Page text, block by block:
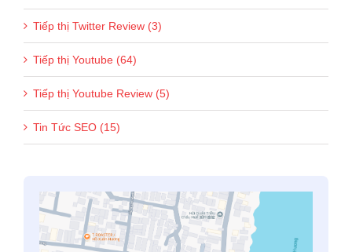
Tiếp thị Twitter Review (3)
Tiếp thị Youtube (64)
Tiếp thị Youtube Review (5)
Tin Tức SEO (15)